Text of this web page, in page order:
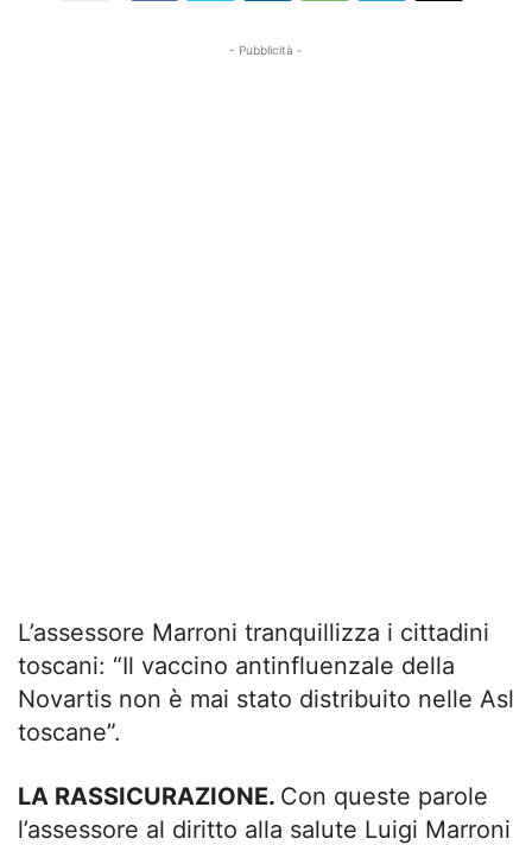
- Pubblicità -
L’assessore Marroni tranquillizza i cittadini
toscani: “Il vaccino antinfluenzale della
Novartis non è mai stato distribuito nelle Asl
toscane”.
LA RASSICURAZIONE. Con queste parole
l’assessore al diritto alla salute Luigi Marroni